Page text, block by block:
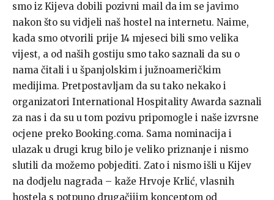
smo iz Kijeva dobili pozivni mail da im se javimo
nakon što su vidjeli naš hostel na internetu. Naime,
kada smo otvorili prije 14 mjeseci bili smo velika
vijest, a od naših gostiju smo tako saznali da su o
nama čitali i u španjolskim i južnoameričkim
medijima. Pretpostavljam da su tako nekako i
organizatori International Hospitality Awarda saznali
za nas i da su u tom pozivu pripomogle i naše izvrsne
ocjene preko Booking.coma. Sama nominacija i
ulazak u drugi krug bilo je veliko priznanje i nismo
slutili da možemo pobjediti. Zato i nismo išli u Kijev
na dodjelu nagrada – kaže Hrvoje Krlić, vlasnih
hostela s potpuno drugačijim konceptom od